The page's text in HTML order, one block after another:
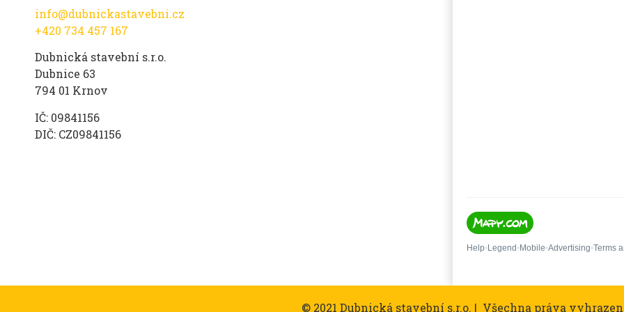
info@dubnickastavebni.cz
+420 734 457 167
Dubnická stavební s.r.o.
Dubnice 63
794 01 Krnov
IČ: 09841156
DIČ: CZ09841156
© 2021 Dubnická stavební s.r.o. | Všechna práva